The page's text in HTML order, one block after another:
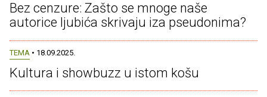
Bez cenzure: Zašto se mnoge naše
autorice ljubića skrivaju iza pseudonima?
TEMA • 18.09.2025.
Kultura i showbuzz u istom košu